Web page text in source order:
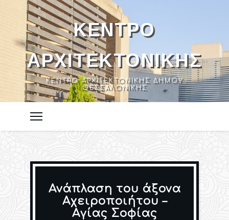
ΚΈΝΤΡΟ
ΑΡΧΙΤΕΚΤΟΝΙΚΉΣ
ΚΈΝΤΡΟ ΑΡΧΙΤΕΚΤΟΝΙΚΉΣ ΔΉΜΟΥ
ΘΕΣΣΑΛΟΝΊΚΗΣ
Ανάπλαση του άξονα
Αχειροποιήτου –
Αγίας Σοφίας